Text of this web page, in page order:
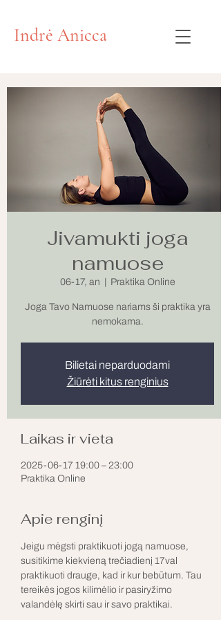
Indrė Anicca
Jivamukti joga
namuose
06-17, an Praktika Online
Joga Tavo Namuose nariams ši praktika yra
nemokama.
Bilietai neparduodami
Žiūrėti kitus renginius
Laikas ir vieta
2025-06-17 19:00 – 23:00
Praktika Online
Apie renginį
Jeigu mėgsti praktikuoti jogą namuose,
susitikime kiekvieną trečiadienį 17val
praktikuoti drauge, kad ir kur bebūtum. Tau
tereikės jogos kilimėlio ir pasiryžimo
valandėlę skirti sau ir savo praktikai.